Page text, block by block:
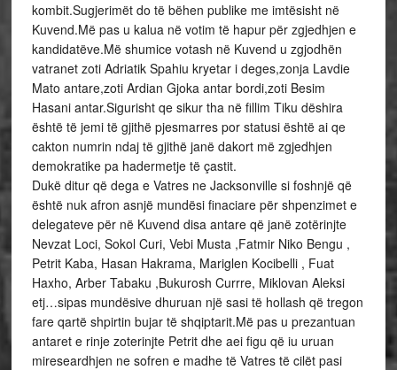
kombit.Sugjerimët do të bëhen publike me imtësisht në
Kuvend.Më pas u kalua në votim të hapur për zgjedhjen e
kandidatëve.Më shumice votash në Kuvend u zgjodhën
vatranet zoti Adriatik Spahiu kryetar i deges,zonja Lavdie
Mato antare,zoti Ardian Gjoka antar bordi,zoti Besim
Hasani antar.Sigurisht qe sikur tha në fillim Tiku dëshira
është të jemi të gjithë pjesmarres por statusi është ai qe
cakton numrin ndaj të gjithë janë dakort më zgjedhjen
demokratike pa hadermetje të çastit.
Dukë ditur që dega e Vatres ne Jacksonville si foshnjë që
është nuk afron asnjë mundësi finaciare për shpenzimet e
delegateve për në Kuvend disa antare që janë zotërinjte
Nevzat Loci, Sokol Curi, Vebi Musta ,Fatmir Niko Bengu ,
Petrit Kaba, Hasan Hakrama, Mariglen Kocibelli , Fuat
Haxho, Arber Tabaku ,Bukurosh Currre, Miklovan Aleksi
etj…sipas mundësive dhuruan një sasi të hollash që tregon
fare qartë shpirtin bujar të shqiptarit.Më pas u prezantuan
antaret e rinje zoterinjte Petrit dhe aei figu që iu uruan
mireseardhjen ne sofren e madhe të Vatres të cilët pasi